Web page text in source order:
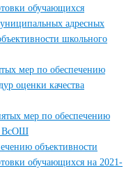
обучающихся
адресных
школьного
мер по обеспечению
оценки качества
мер по обеспечению
ВсОШ
объективности
обучающихся на 2021-